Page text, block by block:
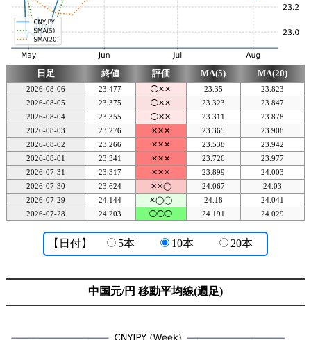
日足 終値 評価 MA(5) MA(20)
2026-08-06 23.477 ◯✕✕ 23.35
23.823
2026-08-05
23.375 ◯✕✕ 23.323
23.847
2026-08-04
23.355 ◯✕✕ 23.311
23.878
2026-08-03
23.276 ✕✕✕ 23.365
23.908
2026-08-02
23.266 ✕✕✕ 23.538
23.942
2026-08-01
23.341 ✕✕✕ 23.726
23.977
2026-07-31
23.317 ✕✕✕ 23.899
24.003
2026-07-30
23.624 ✕✕◯ 24.067
24.03
2026-07-29
24.144 ✕◯◯ 24.18
24.041
2026-07-28
24.203 ◯◯◯ 24.191 24.029
【日付】 5本 10本 20本
中国元/円 移動平均線(週足)